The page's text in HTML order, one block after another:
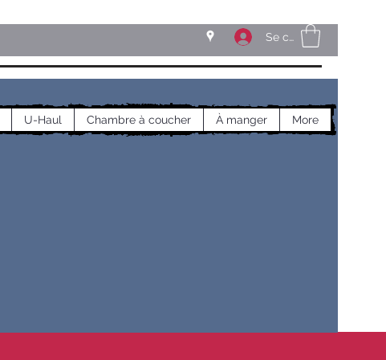
Se connecter
U-Haul Chambre à coucher À manger More